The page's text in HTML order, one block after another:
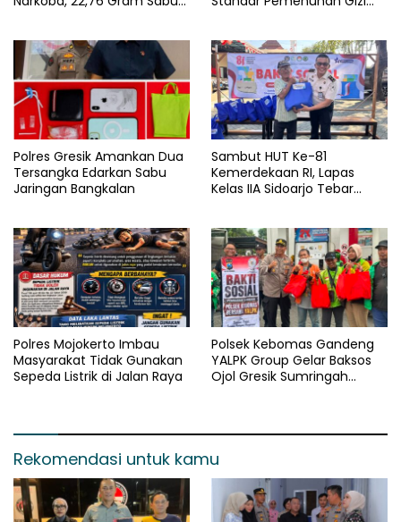
Polres Gresik Amankan Dua
Tersangka Edarkan Sabu
Jaringan Bangkalan
Sambut HUT Ke-81
Kemerdekaan RI, Lapas
Kelas IIA Sidoarjo Tebar
Paket Sembako
Polres Mojokerto Imbau
Masyarakat Tidak Gunakan
Sepeda Listrik di Jalan Raya
Polsek Kebomas Gandeng
YALPK Group Gelar Baksos
Ojol Gresik Sumringah
Rekomendasi untuk kamu